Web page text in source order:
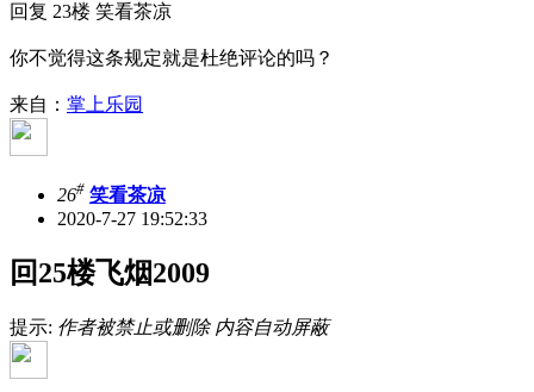
回复 23楼 笑看茶凉
你不觉得这条规定就是杜绝评论的吗？
来自： 掌上乐园
26# 笑看茶凉
2020-7-27 19:52:33
回25楼飞烟2009
提示: 作者被禁止或删除 内容自动屏蔽